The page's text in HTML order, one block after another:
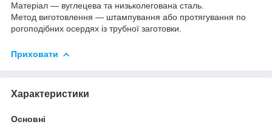
Матеріал — вуглецева та низьколегована сталь.
Метод виготовлення — штампування або протягування по
рогоподібних осердях із трубної заготовки.
Приховати
Характеристики
Основні